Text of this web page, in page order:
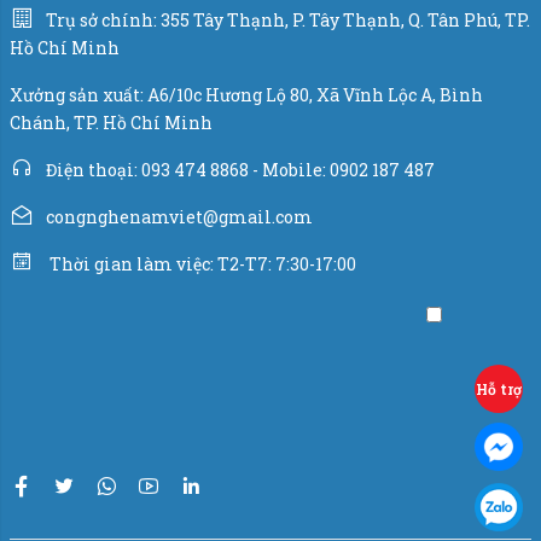
Trụ sở chính: 355 Tây Thạnh, P. Tây Thạnh, Q. Tân Phú, TP.
Hồ Chí Minh
Xưởng sản xuất: A6/10c Hương Lộ 80, Xã Vĩnh Lộc A, Bình
Chánh, TP. Hồ Chí Minh
Điện thoại: 093 474 8868 - Mobile: 0902 187 487
congnghenamviet@gmail.com
Thời gian làm việc: T2-T7: 7:30-17:00
Hỗ trợ